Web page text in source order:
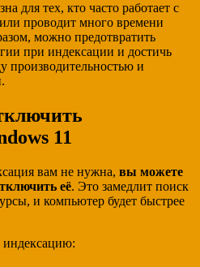
для тех, кто часто работает с
проводит много времени
можно предотвратить
при индексации и достичь
производительностью и
11
вам не нужна, вы можете
её. Это замедлит поиск
и компьютер будет быстрее
индексацию: